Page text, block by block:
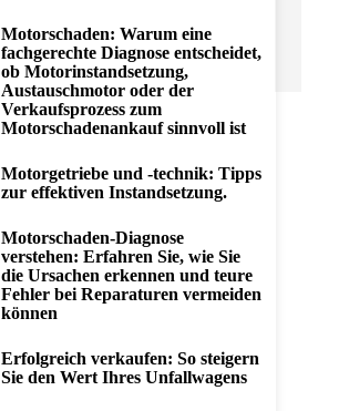
Motorschaden: Warum eine
fachgerechte Diagnose entscheidet,
ob Motorinstandsetzung,
Austauschmotor oder der
Verkaufsprozess zum
Motorschadenankauf sinnvoll ist
Motorgetriebe und -technik: Tipps
zur effektiven Instandsetzung.
Motorschaden-Diagnose
verstehen: Erfahren Sie, wie Sie
die Ursachen erkennen und teure
Fehler bei Reparaturen vermeiden
können
Erfolgreich verkaufen: So steigern
Sie den Wert Ihres Unfallwagens